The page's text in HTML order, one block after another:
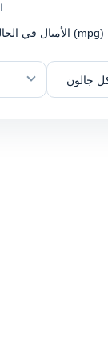
الأميال في الجالون (mpg)
جالون